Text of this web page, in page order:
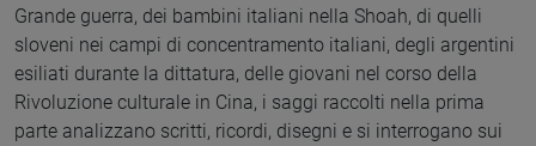
Grande guerra, dei bambini italiani nella Shoah, di quelli
sloveni nei campi di concentramento italiani, degli argentini
esiliati durante la dittatura, delle giovani nel corso della
Rivoluzione culturale in Cina, i saggi raccolti nella prima
parte analizzano scritti, ricordi, disegni e si interrogano sui